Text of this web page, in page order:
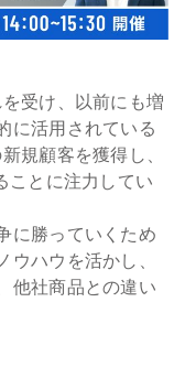
受け、以前にも増
に活用されている
規顧客を獲得し、
ことに注力してい
に勝っていくため
ウハウを活かし、
他社商品との違い